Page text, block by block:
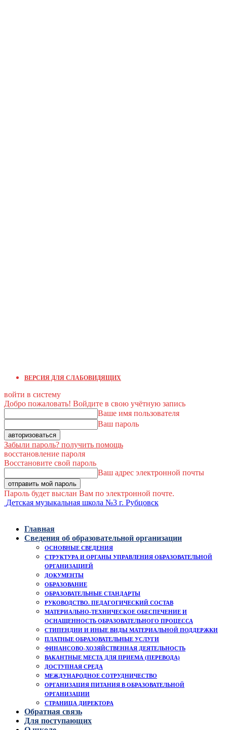
ВЕРСИЯ ДЛЯ СЛАБОВИДЯЩИХ
войти в систему
Добро пожаловать! Войдите в свою учётную запись
Ваше имя пользователя
Ваш пароль
Забыли пароль? получить помощь
восстановление пароля
Восстановите свой пароль
Ваш адрес электронной почты
Пароль будет выслан Вам по электронной почте.
Детская музыкальная школа №3 г. Рубцовск
Главная
Сведения об образовательной организации
ОСНОВНЫЕ СВЕДЕНИЯ
СТРУКТУРА И ОРГАНЫ УПРАВЛЕНИЯ ОБРАЗОВАТЕЛЬНОЙ
ОРГАНИЗАЦИЕЙ
ДОКУМЕНТЫ
ОБРАЗОВАНИЕ
ОБРАЗОВАТЕЛЬНЫЕ СТАНДАРТЫ
РУКОВОДСТВО. ПЕДАГОГИЧЕСКИЙ СОСТАВ
МАТЕРИАЛЬНО-ТЕХНИЧЕСКОЕ ОБЕСПЕЧЕНИЕ И
ОСНАЩЕННОСТЬ ОБРАЗОВАТЕЛЬНОГО ПРОЦЕССА
СТИПЕНДИИ И ИНЫЕ ВИДЫ МАТЕРИАЛЬНОЙ ПОДДЕРЖКИ
ПЛАТНЫЕ ОБРАЗОВАТЕЛЬНЫЕ УСЛУГИ
ФИНАНСОВО-ХОЗЯЙСТВЕННАЯ ДЕЯТЕЛЬНОСТЬ
ВАКАНТНЫЕ МЕСТА ДЛЯ ПРИЕМА (ПЕРЕВОДА)
ДОСТУПНАЯ СРЕДА
МЕЖДУНАРОДНОЕ СОТРУДНИЧЕСТВО
ОРГАНИЗАЦИЯ ПИТАНИЯ В ОБРАЗОВАТЕЛЬНОЙ
ОРГАНИЗАЦИИ
СТРАНИЦА ДИРЕКТОРА
Обратная связь
Для поступающих